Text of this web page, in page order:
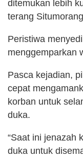
ditemukan lebih
terang
Peristiwa
menggemparkan
Pasca kejadian,
cepat
korban untuk
duka.
“Saat ini jenazah
duka untuk